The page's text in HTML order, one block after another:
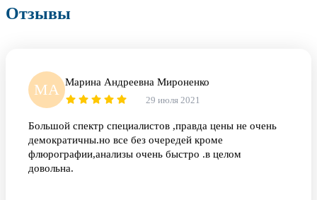
Отзывы
МА Марина Андреевна Мироненко
29 июля 2021
Большой спектр специалистов ,правда цены не очень
демократичны.но все без очередей кроме
флюрографии,анализы очень быстро .в целом
довольна.